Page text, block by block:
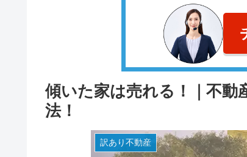
傾いた家は売れる！｜不動
法！
訳あり不動産